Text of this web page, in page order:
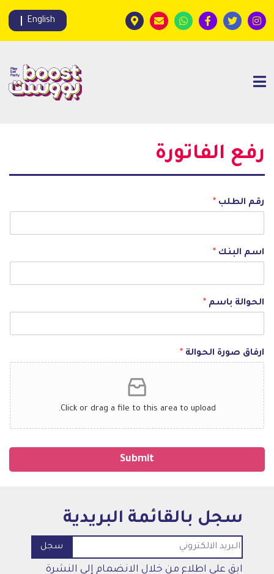
English
رفع الفاتورة
رقم الطلب *
اسم البنك *
الحوالة باسم *
ارفاق صورة الحوالة *
Click or drag a file to this area to upload.
Submit
سجل بالقائمة البريدية
ابق على اطلاع من خلال الانضمام إلى النشرة